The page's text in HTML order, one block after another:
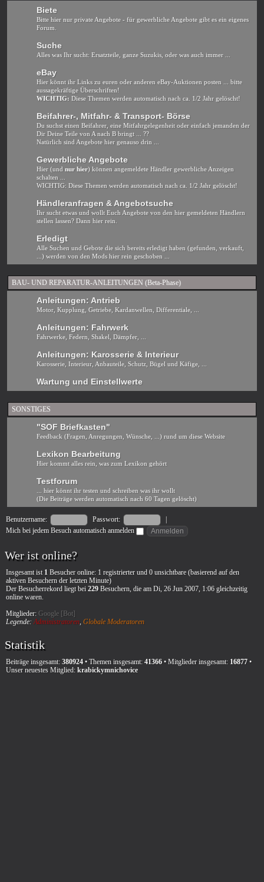
Biete
Bitte hier nur private Angebote - für gewerbliche Angebote gibt es ein eigenes
Forum.
Suche
Alles was Ihr sucht: Ersatzteile, ganze Suzukis, oder was auch immer ...
eBay
Hier könnt ihr Links zu euren oder anderen eBay-Auktionen posten ... bitte
aussagekräftige Überschriften!
WICHTIG: Diese Themen werden automatisch nach ca. 1/2 Jahr gelöscht!
Beifahrer-, Mitfahr- & Transport- Börse
Du suchst einen Beifahrer, eine Mitfahrgelegenheit oder einfach jemanden der
Dir Deine Teile von A nach B bringt ... ??
Natürlich sind Angebote hier genauso drin ...
Gewerbliche Angebote
Hier (und nur hier) können angemeldete Händler gewerbliche Anzeigen
schalten ...
WICHTIG: Diese Themen werden automatisch nach ca. 1/2 Jahr gelöscht!
Händleranfragen & Angebotsuche
Ihr sucht etwas und wollt Euch Angebote von den hier gemeldeten Händlern
stellen lassen? Dann hier rein.
Erledigt
Alle Suchen und Gebote die sich bereits erledigt haben (gefunden, verkauft,
...) werden von den Mods hier rein geschoben ...
BAU- UND REPARATUR-ANLEITUNGEN (Beta-Phase)
Anleitungen: Antrieb
Motor, Kupplung, Getriebe, Kardanwellen, Differentiale, ...
Anleitungen: Fahrwerk
Fahrwerke, Federn, Shakel, Dämpfer, ...
Anleitungen: Karosserie & Interieur
Karosserie, Interieur, Anbauteile, Schutz, Bügel und Käfige, ...
Wartung und Einstellwerte
SONSTIGES
"SOF Briefkasten"
Feedback (Fragen, Anregungen, Wünsche, ...) rund um diese Website
Lexikon Bearbeitung
Hier kommt alles rein, was zum Lexikon gehört
Testforum
... hier könnt ihr testen und schreiben was ihr wollt
(Die Beiträge werden automatisch nach 60 Tagen gelöscht)
Benutzername: Passwort:
|
Mich bei jedem Besuch automatisch anmelden
Wer ist online?
Insgesamt ist 1 Besucher online: 1 registrierter und 0 unsichtbare (basierend auf den
aktiven Besuchern der letzten Minute)
Der Besucherrekord liegt bei 229 Besuchern, die am Di, 26 Jun 2007, 1:06 gleichzeitig
online waren.
Mitglieder: Google [Bot]
Legende:Administratoren, Globale Moderatoren
Statistik
Beiträge insgesamt: 380924 • Themen insgesamt: 41366 • Mitglieder insgesamt: 16877 •
Unser neuestes Mitglied: krabickymnichovice